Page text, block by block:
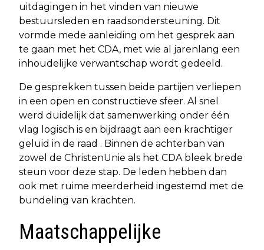
uitdagingen in het vinden van nieuwe
bestuursleden en raadsondersteuning. Dit
vormde mede aanleiding om het gesprek aan
te gaan met het CDA, met wie al jarenlang een
inhoudelijke verwantschap wordt gedeeld.
De gesprekken tussen beide partijen verliepen
in een open en constructieve sfeer. Al snel
werd duidelijk dat samenwerking onder één
vlag logisch is en bijdraagt aan een krachtiger
geluid in de raad . Binnen de achterban van
zowel de ChristenUnie als het CDA bleek brede
steun voor deze stap. De leden hebben dan
ook met ruime meerderheid ingestemd met de
bundeling van krachten.
Maatschappelijke